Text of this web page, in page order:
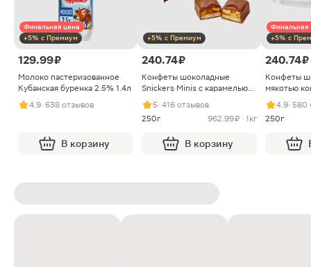
Финальная цена
+5% с Премиум
129.99 ₽
Молоко пастеризованное
Кубанская буренка 2.5% 1.4л
4.9· 638 отзывов
В корзину
+5% с Премиум
240.74 ₽
Конфеты шоколадные
Snickers Minis с карамелью
арахисом и нугой
5· 416 отзывов
250г
962.99 ₽ · 1кг
В корзину
Финальная
+5% с
240.74 ₽
Конфеты
мякотью
4.9· 580
250г